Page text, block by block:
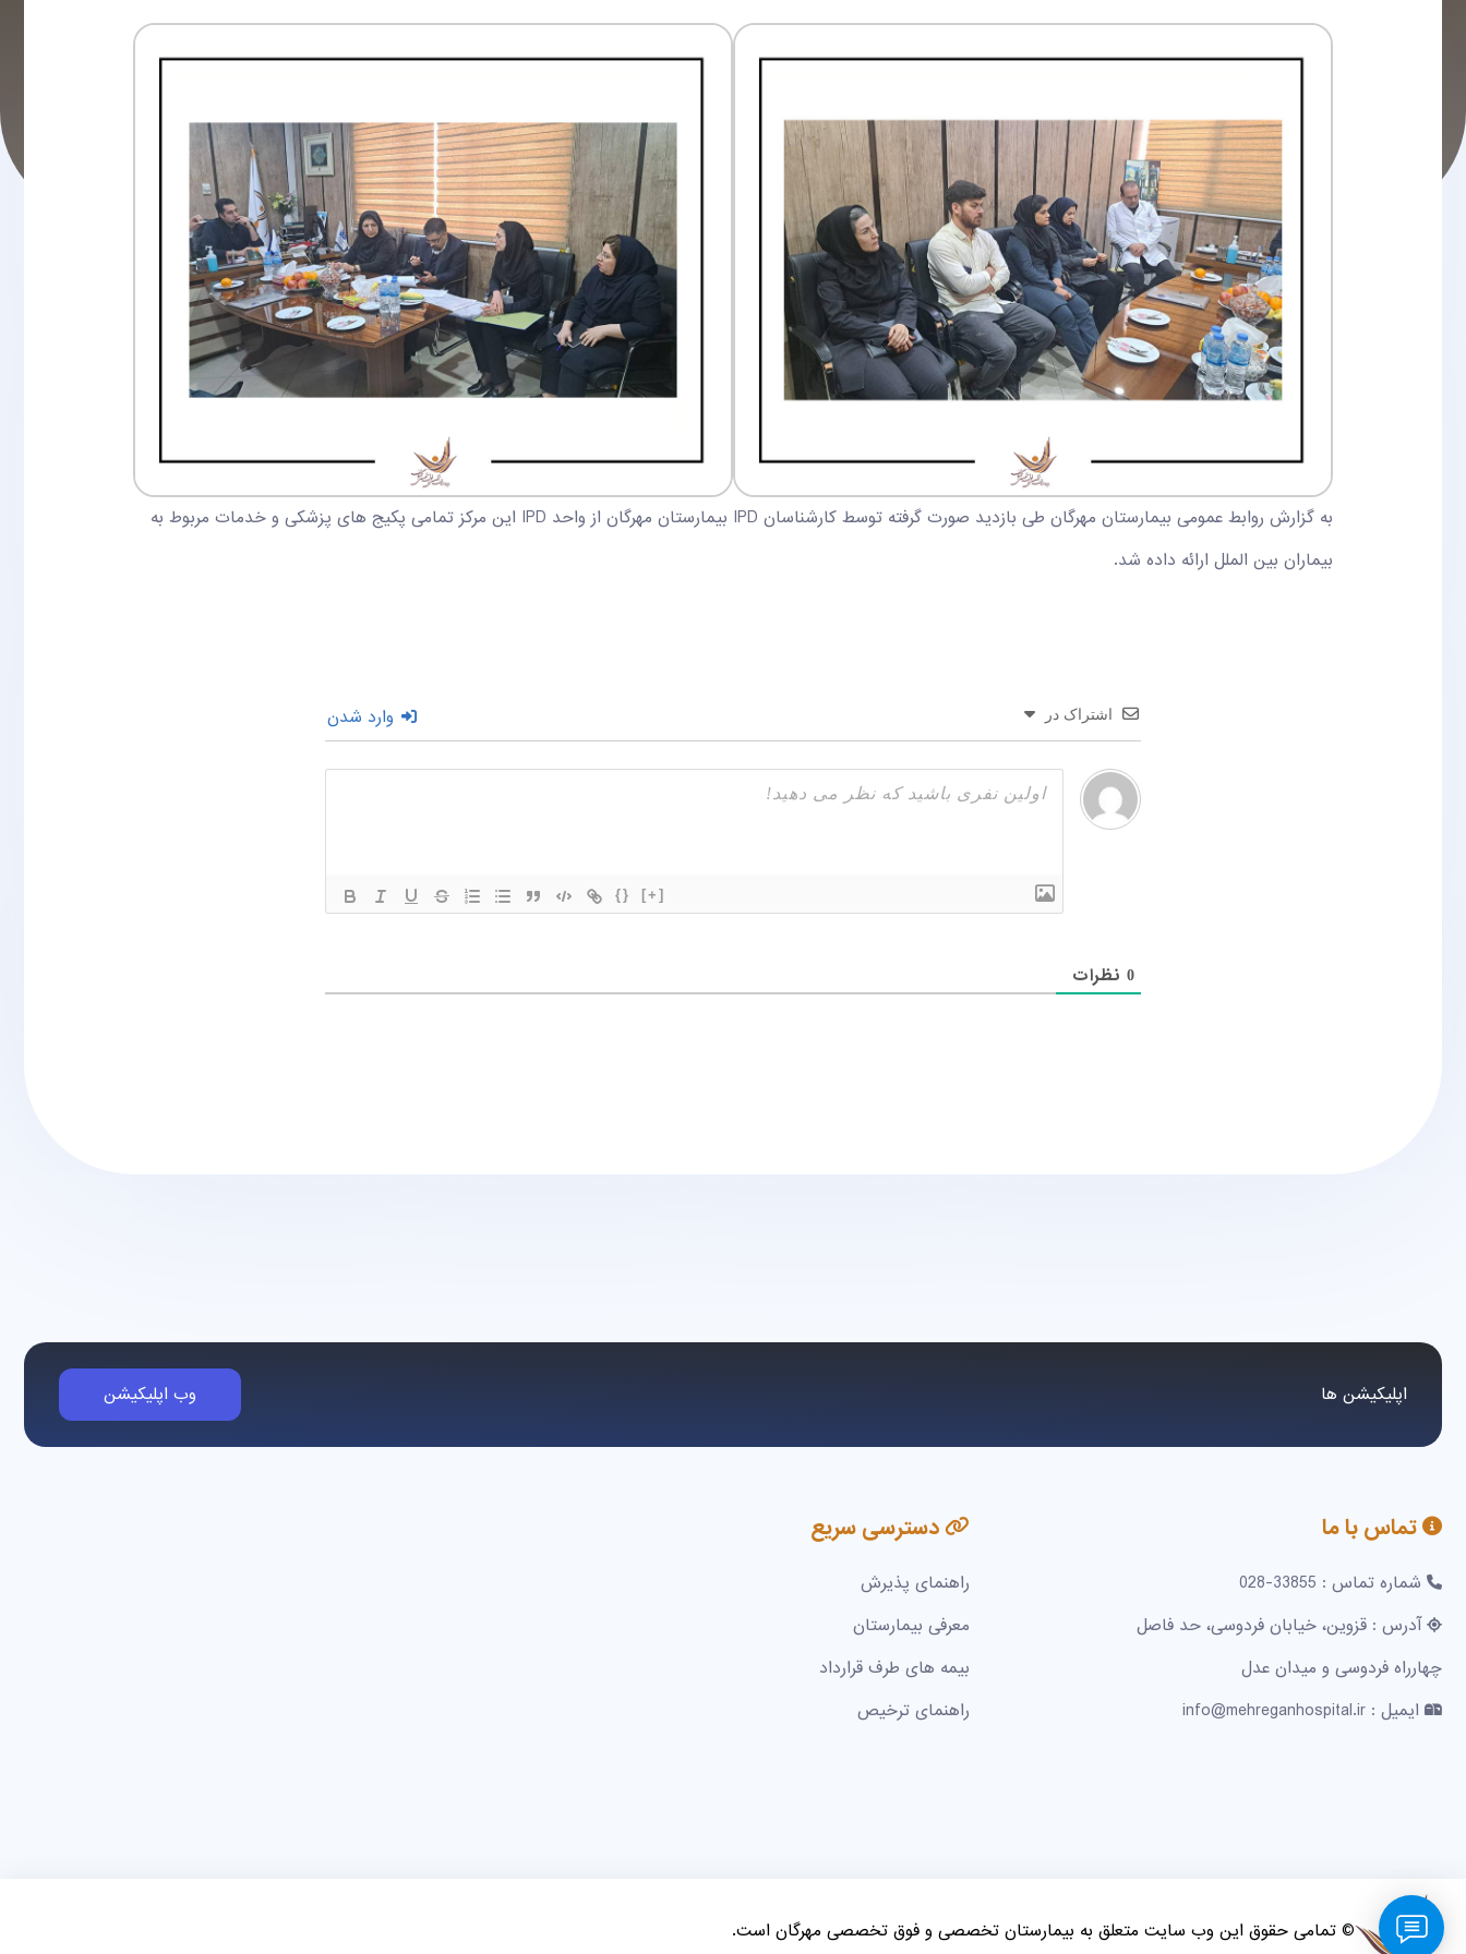
به گزارش روابط عمومی بیمارستان مهرگان طی بازدید صورت گرفته توسط کارشناسان IPD بیمارستان مهرگان از واحد IPD این مرکز تمامی پکیج های پزشکی و خدمات مربوط به
بیماران بین الملل ارائه داده شد.
اشتراک در وارد شدن
{} [+]
0 نظرات
اپلیکیشن ها وب اپلیکیشن
تماس با ما
شماره تماس : 33855-028
آدرس : قزوین، خیابان فردوسی، حد فاصل
چهارراه فردوسی و میدان عدل
ایمیل : info@mehreganhospital.ir
دسترسی سریع
راهنمای پذیرش
معرفی بیمارستان
بیمه های طرف قرارداد
راهنمای ترخیص
© تمامی حقوق این وب سایت متعلق به بیمارستان تخصصی و فوق تخصصی مهرگان است.